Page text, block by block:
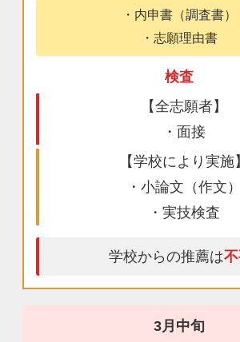
・内申書（調査書）
・志願理由書
検査
【全志願者】
・面接
【学校により実施】
・小論文（作文）
・実技検査
学校からの推薦は